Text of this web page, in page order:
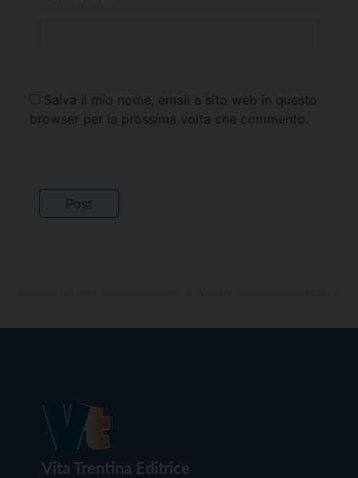
Salva il mio nome, email e sito web in questo
browser per la prossima volta che commento.
Vita Trentina Editrice